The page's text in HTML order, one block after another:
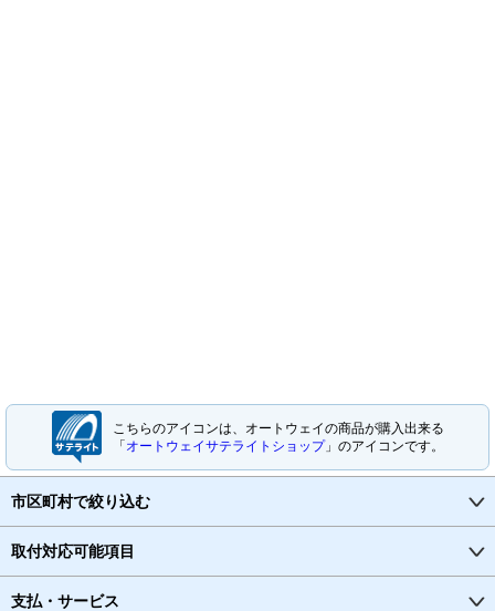
こちらのアイコンは、オートウェイの商品が購入出来る
「オートウェイサテライトショップ」のアイコンです。
市区町村で絞り込む
取付対応可能項目
支払・サービス